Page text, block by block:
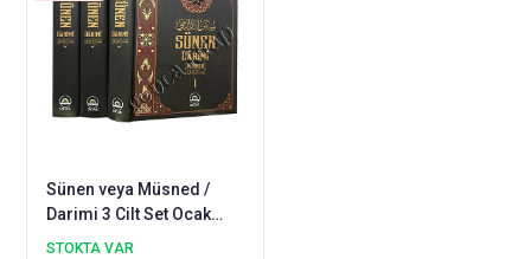
Sünen veya Müsned /
Darimi 3 Cilt Set Ocak
Yayın
STOKTA VAR